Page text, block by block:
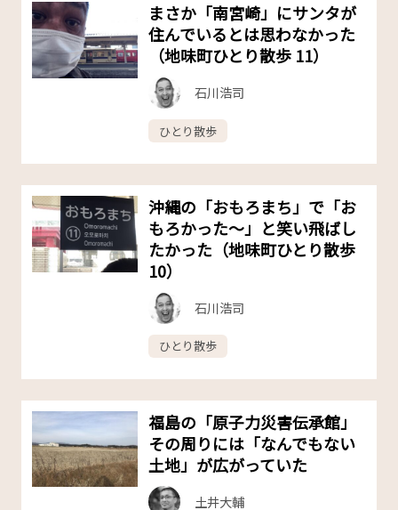
まさか「南宮崎」にサンタが
住んでいるとは思わなかった
（地味町ひとり散歩 11）
石川浩司
ひとり散歩
沖縄の「おもろまち」で「お
もろかった〜」と笑い飛ばし
たかった（地味町ひとり散歩
10）
石川浩司
ひとり散歩
福島の「原子力災害伝承館」
その周りには「なんでもない
土地」が広がっていた
土井大輔